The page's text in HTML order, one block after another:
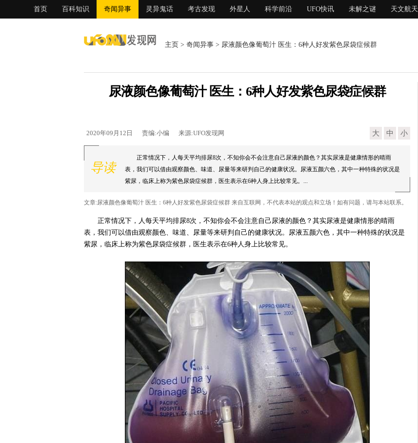
首页 百科知识 奇闻异事 灵异鬼话 考古发现 外星人 科学前沿 UFO快讯 未解之谜 天文航天
主页 > 奇闻异事 > 尿液颜色像葡萄汁 医生：6种人好发紫色尿袋症候群
尿液颜色像葡萄汁 医生：6种人好发紫色尿袋症候群
2020年09月12日 责编:小编 来源:UFO发现网 大 中 小
导读
正常情况下，人每天平均排尿8次，不知你会不会注意自己尿液的颜色？其实尿液是健康情形的晴雨
表，我们可以借由观察颜色、味道、尿量等来研判自己的健康状况。尿液五颜六色，其中一种特殊的状况是
紫尿，临床上称为紫色尿袋症候群，医生表示在6种人身上比较常见。...
文章:尿液颜色像葡萄汁 医生：6种人好发紫色尿袋症候群 来自互联网，不代表本站的观点和立场！如有问题，请与本站联系。
正常情况下，人每天平均排尿8次，不知你会不会注意自己尿液的颜色？其实尿液是健康情形的晴雨
表，我们可以借由观察颜色、味道、尿量等来研判自己的健康状况。尿液五颜六色，其中一种特殊的状况是
紫尿，临床上称为紫色尿袋症候群，医生表示在6种人身上比较常见。